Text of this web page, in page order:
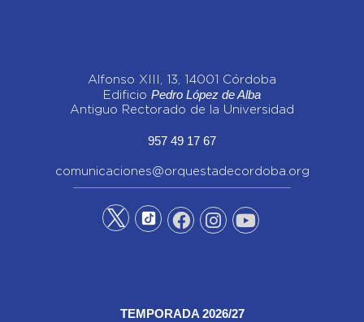
Alfonso XIII, 13, 14001 Córdoba
Edificio Pedro López de Alba
Antiguo Rectorado de la Universidad
957 49 17 67
comunicaciones@orquestadecordoba.org
TEMPORADA 2026/27